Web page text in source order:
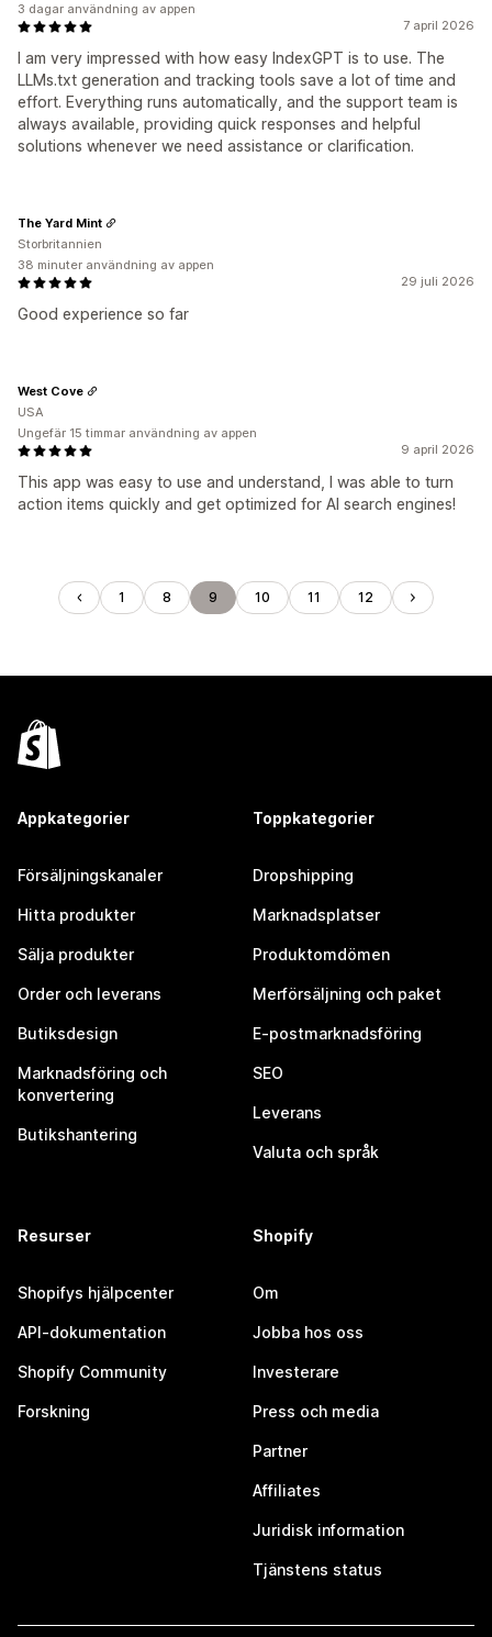
7 april 2026
I am very impressed with how easy IndexGPT is to use. The
LLMs.txt generation and tracking tools save a lot of time and
effort. Everything runs automatically, and the support team is
always available, providing quick responses and helpful
solutions whenever we need assistance or clarification.
3 dagar användning av appen
29 juli 2026
Good experience so far
The Yard Mint
Storbritannien
38 minuter användning av appen
9 april 2026
This app was easy to use and understand, I was able to turn
action items quickly and get optimized for AI search engines!
West Cove
USA
Ungefär 15 timmar användning av appen
1 8 9 10 11 12
Appkategorier
Försäljningskanaler
Hitta produkter
Sälja produkter
Order och leverans
Butiksdesign
Marknadsföring och
konvertering
Butikshantering
Toppkategorier
Dropshipping
Marknadsplatser
Produktomdömen
Merförsäljning och paket
E-postmarknadsföring
SEO
Leverans
Valuta och språk
Resurser
Shopifys hjälpcenter
API-dokumentation
Shopify Community
Forskning
Shopify
Om
Jobba hos oss
Investerare
Press och media
Partner
Affiliates
Juridisk information
Tjänstens status